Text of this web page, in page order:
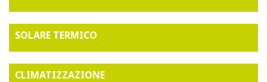
SOLARE TERMICO
CLIMATIZZAZIONE